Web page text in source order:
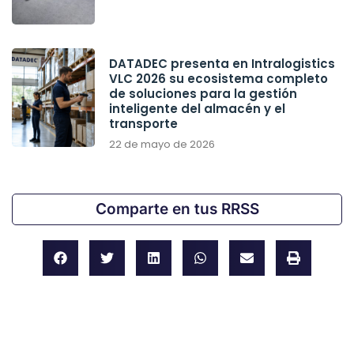
DATADEC presenta en Intralogistics
VLC 2026 su ecosistema completo
de soluciones para la gestión
inteligente del almacén y el
transporte
22 de mayo de 2026
Comparte en tus RRSS